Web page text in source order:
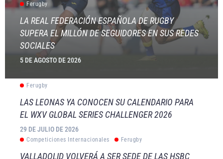
Ferugby
LA REAL FEDERACIÓN ESPAÑOLA DE RUGBY
SUPERA EL MILLÓN DE SEGUIDORES EN SUS REDES
SOCIALES
5 DE AGOSTO DE 2026
Ferugby
LAS LEONAS YA CONOCEN SU CALENDARIO PARA
EL WXV GLOBAL SERIES CHALLENGER 2026
29 DE JULIO DE 2026
Competiciones Internacionales Ferugby
VALLADOLID VOLVERÁ A SER SEDE DE LAS HSBC